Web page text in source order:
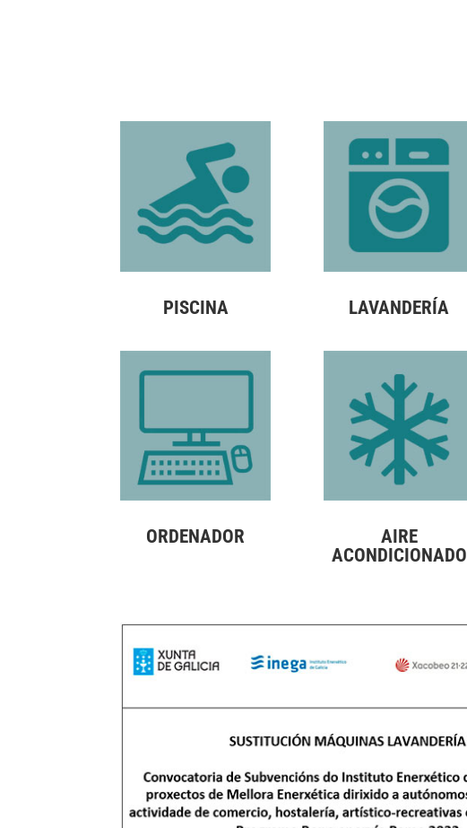
PISCINA LAVANDERÍA
ORDENADOR
AIRE
ACONDICIONADO